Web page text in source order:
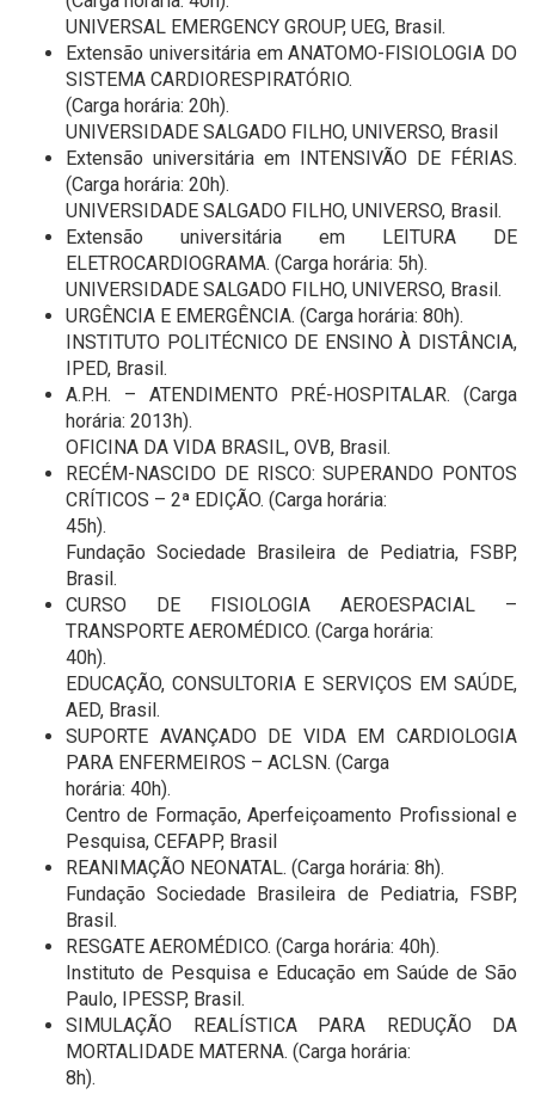
UNIVERSAL EMERGENCY GROUP, UEG, Brasil.
Extensão universitária em ANATOMO-FISIOLOGIA DO
SISTEMA CARDIORESPIRATÓRIO.
(Carga horária: 20h).
UNIVERSIDADE SALGADO FILHO, UNIVERSO, Brasil
Extensão universitária em INTENSIVÃO DE FÉRIAS.
(Carga horária: 20h).
UNIVERSIDADE SALGADO FILHO, UNIVERSO, Brasil.
Extensão universitária em LEITURA DE
ELETROCARDIOGRAMA. (Carga horária: 5h).
UNIVERSIDADE SALGADO FILHO, UNIVERSO, Brasil.
URGÊNCIA E EMERGÊNCIA. (Carga horária: 80h).
INSTITUTO POLITÉCNICO DE ENSINO À DISTÂNCIA,
IPED, Brasil.
A.P.H. – ATENDIMENTO PRÉ-HOSPITALAR. (Carga
horária: 2013h).
OFICINA DA VIDA BRASIL, OVB, Brasil.
RECÉM-NASCIDO DE RISCO: SUPERANDO PONTOS
CRÍTICOS – 2ª EDIÇÃO. (Carga horária:
45h).
Fundação Sociedade Brasileira de Pediatria, FSBP,
Brasil.
CURSO DE FISIOLOGIA AEROESPACIAL –
TRANSPORTE AEROMÉDICO. (Carga horária:
40h).
EDUCAÇÃO, CONSULTORIA E SERVIÇOS EM SAÚDE,
AED, Brasil.
SUPORTE AVANÇADO DE VIDA EM CARDIOLOGIA
PARA ENFERMEIROS – ACLSN. (Carga
horária: 40h).
Centro de Formação, Aperfeiçoamento Profissional e
Pesquisa, CEFAPP, Brasil
REANIMAÇÃO NEONATAL. (Carga horária: 8h).
Fundação Sociedade Brasileira de Pediatria, FSBP,
Brasil.
RESGATE AEROMÉDICO. (Carga horária: 40h).
Instituto de Pesquisa e Educação em Saúde de São
Paulo, IPESSP, Brasil.
SIMULAÇÃO REALÍSTICA PARA REDUÇÃO DA
MORTALIDADE MATERNA. (Carga horária:
8h).